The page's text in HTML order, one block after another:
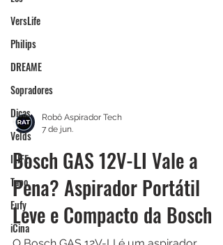
VersLife
Philips
DREAME
Sopradores
Dicas
Velds
ILIFE
Tapo
Eufy
iCina
7 de jun.
Bosch GAS 12V-LI Vale a
Pena? Aspirador Portátil
Leve e Compacto da Bosch